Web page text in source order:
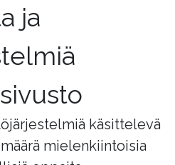
ja
käsittelevä
mielenkiintoisia